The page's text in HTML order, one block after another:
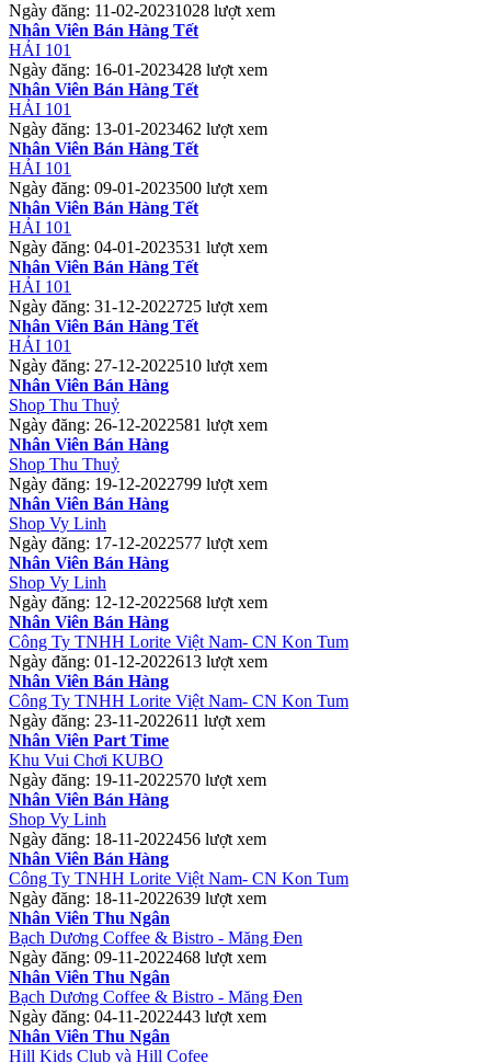
Ngày đăng: 11-02-20231028 lượt xem
Nhân Viên Bán Hàng Tết
HẢI 101
Ngày đăng: 16-01-2023428 lượt xem
Nhân Viên Bán Hàng Tết
HẢI 101
Ngày đăng: 13-01-2023462 lượt xem
Nhân Viên Bán Hàng Tết
HẢI 101
Ngày đăng: 09-01-2023500 lượt xem
Nhân Viên Bán Hàng Tết
HẢI 101
Ngày đăng: 04-01-2023531 lượt xem
Nhân Viên Bán Hàng Tết
HẢI 101
Ngày đăng: 31-12-2022725 lượt xem
Nhân Viên Bán Hàng Tết
HẢI 101
Ngày đăng: 27-12-2022510 lượt xem
Nhân Viên Bán Hàng
Shop Thu Thuỷ
Ngày đăng: 26-12-2022581 lượt xem
Nhân Viên Bán Hàng
Shop Thu Thuỷ
Ngày đăng: 19-12-2022799 lượt xem
Nhân Viên Bán Hàng
Shop Vy Linh
Ngày đăng: 17-12-2022577 lượt xem
Nhân Viên Bán Hàng
Shop Vy Linh
Ngày đăng: 12-12-2022568 lượt xem
Nhân Viên Bán Hàng
Công Ty TNHH Lorite Việt Nam- CN Kon Tum
Ngày đăng: 01-12-2022613 lượt xem
Nhân Viên Bán Hàng
Công Ty TNHH Lorite Việt Nam- CN Kon Tum
Ngày đăng: 23-11-2022611 lượt xem
Nhân Viên Part Time
Khu Vui Chơi KUBO
Ngày đăng: 19-11-2022570 lượt xem
Nhân Viên Bán Hàng
Shop Vy Linh
Ngày đăng: 18-11-2022456 lượt xem
Nhân Viên Bán Hàng
Công Ty TNHH Lorite Việt Nam- CN Kon Tum
Ngày đăng: 18-11-2022639 lượt xem
Nhân Viên Thu Ngân
Bạch Dương Coffee & Bistro - Măng Đen
Ngày đăng: 09-11-2022468 lượt xem
Nhân Viên Thu Ngân
Bạch Dương Coffee & Bistro - Măng Đen
Ngày đăng: 04-11-2022443 lượt xem
Nhân Viên Thu Ngân
Hill Kids Club và Hill Cofee